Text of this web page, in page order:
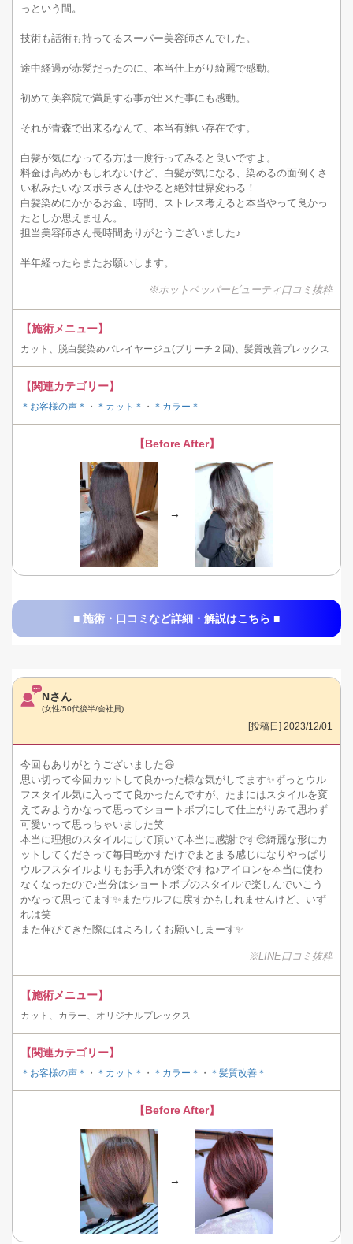
っという間。
技術も話術も持ってるスーパー美容師さんでした。
途中経過が赤髪だったのに、本当仕上がり綺麗で感動。
初めて美容院で満足する事が出来た事にも感動。
それが青森で出来るなんて、本当有難い存在です。
白髪が気になってる方は一度行ってみると良いですよ。
料金は高めかもしれないけど、白髪が気になる、染めるの面倒くさ
い私みたいなズボラさんはやると絶対世界変わる！
白髪染めにかかるお金、時間、ストレス考えると本当やって良かっ
たとしか思えません。
担当美容師さん長時間ありがとうございました♪
半年経ったらまたお願いします。
※ホットペッパービューティ口コミ抜粋
【施術メニュー】
カット、脱白髪染めバレイヤージュ(ブリーチ２回)、髪質改善プレックス
【関連カテゴリー】
＊お客様の声＊ ・ ＊カット＊ ・ ＊カラー＊
【Before After】
→
■ 施術・口コミなど詳細・解説はこちら ■
Nさん
(女性/50代後半/会社員)
[投稿日] 2023/12/01
今回もありがとうございました😃
思い切って今回カットして良かった様な気がしてます✨ずっとウル
フスタイル気に入ってて良かったんですが、たまにはスタイルを変
えてみようかなって思ってショートボブにして仕上がりみて思わず
可愛いって思っちゃいました笑
本当に理想のスタイルにして頂いて本当に感謝です🥺綺麗な形にカ
ットしてくださって毎日乾かすだけでまとまる感じになりやっぱり
ウルフスタイルよりもお手入れが楽ですね♪アイロンを本当に使わ
なくなったので♪当分はショートボブのスタイルで楽しんでいこう
かなって思ってます✨またウルフに戻すかもしれませんけど、いず
れは笑
また伸びてきた際にはよろしくお願いしまーす✨
※LINE口コミ抜粋
【施術メニュー】
カット、カラー、オリジナルプレックス
【関連カテゴリー】
＊お客様の声＊ ・ ＊カット＊ ・ ＊カラー＊ ・ ＊髪質改善＊
【Before After】
→